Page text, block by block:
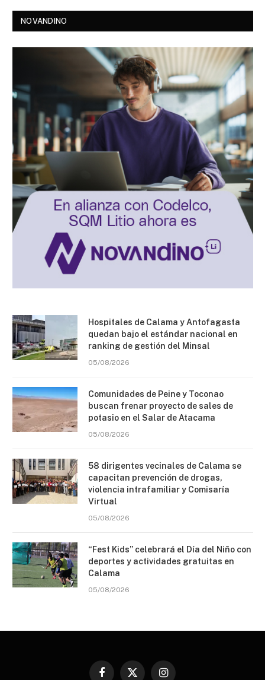
NOVANDINO
Hospitales de Calama y Antofagasta
quedan bajo el estándar nacional en
ranking de gestión del Minsal
05/08/2026
Comunidades de Peine y Toconao
buscan frenar proyecto de sales de
potasio en el Salar de Atacama
05/08/2026
58 dirigentes vecinales de Calama se
capacitan prevención de drogas,
violencia intrafamiliar y Comisaría
Virtual
05/08/2026
“Fest Kids” celebrará el Día del Niño con
deportes y actividades gratuitas en
Calama
05/08/2026
Facebook
X Instagram